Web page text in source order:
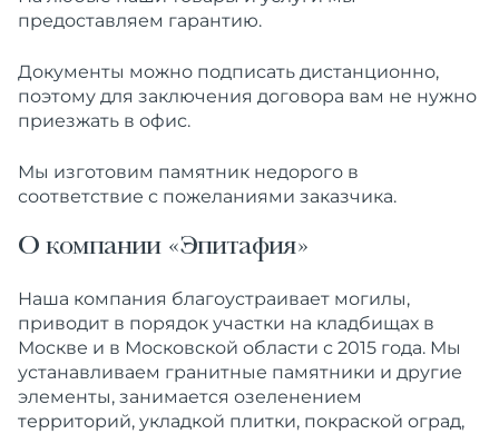
предоставляем гарантию.
Документы можно подписать дистанционно,
поэтому для заключения договора вам не нужно
приезжать в офис.
Мы изготовим памятник недорого в
соответствие с пожеланиями заказчика.
О компании «Эпитафия»
Наша компания благоустраивает могилы,
приводит в порядок участки на кладбищах в
Москве и в Московской области с 2015 года. Мы
устанавливаем гранитные памятники и другие
элементы, занимается озеленением
территорий, укладкой плитки, покраской оград,